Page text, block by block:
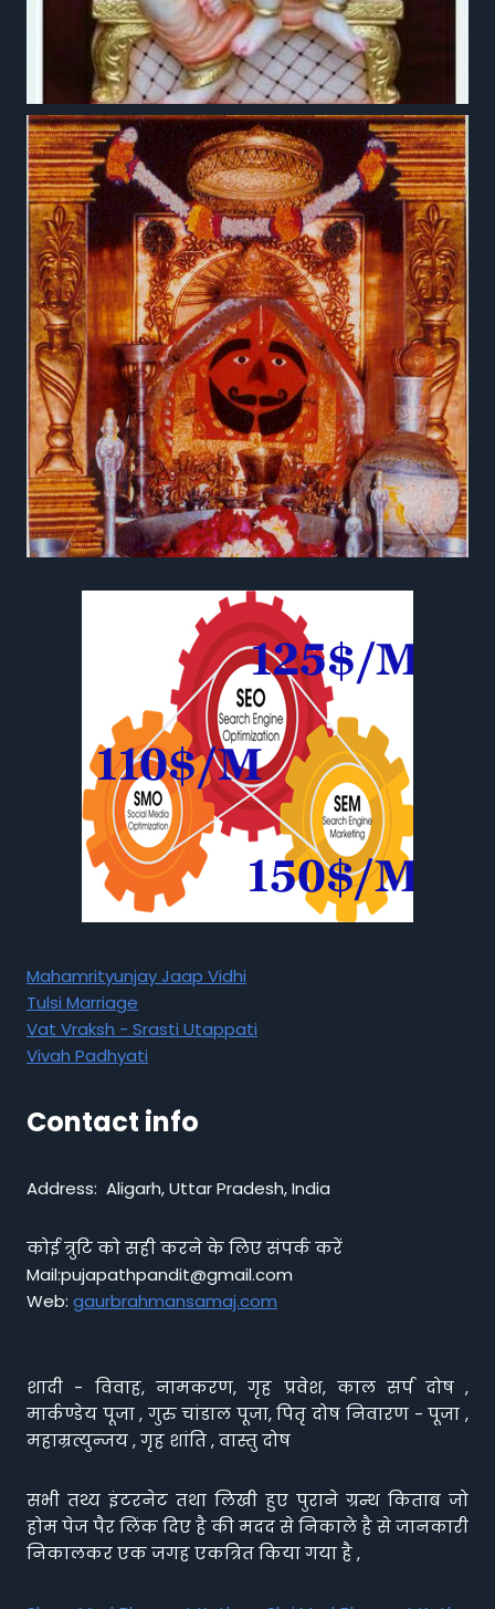
Mahamrityunjay Jaap Vidhi
Tulsi Marriage
Vat Vraksh - Srasti Utappati
Vivah Padhyati
Contact info
Address: Aligarh, Uttar Pradesh, India
कोई त्रुटि को सही करने के लिए संपर्क करें
Mail:pujapathpandit@gmail.com
Web: gaurbrahmansamaj.com
शादी - विवाह, नामकरण, गृह प्रवेश, काल सर्प दोष ,
मार्कण्डेय पूजा , गुरु चांडाल पूजा, पितृ दोष निवारण - पूजा ,
महाम्रत्युन्जय , गृह शांति , वास्तु दोष
सभी तथ्य इंटरनेट तथा लिखी हुए पुराने ग्रन्थ किताब जो
होम पेज पैर लिंक दिए है की मदद से निकाले है से जानकारी
निकालकर एक जगह एकत्रित किया गया है ,